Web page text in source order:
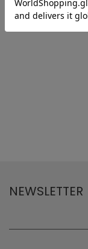
NEWSLETTER